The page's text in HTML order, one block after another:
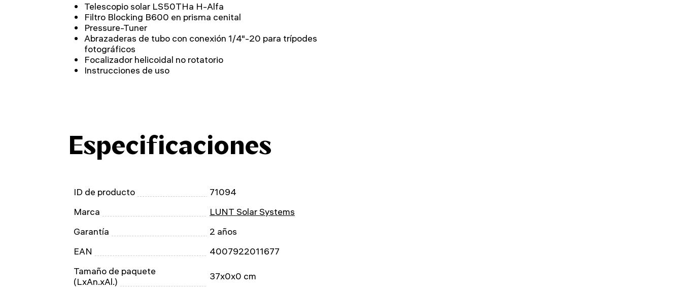
Telescopio solar LS50THa H-Alfa
Filtro Blocking B600 en prisma cenital
Pressure-Tuner
Abrazaderas de tubo con conexión 1/4"-20 para trípodes
fotográficos
Focalizador helicoidal no rotatorio
Instrucciones de uso
Especificaciones
ID de producto
71094
Marca
LUNT Solar Systems
Garantía
2 años
EAN
4007922011677
Tamaño de paquete
(LxAn.xAl.)
37x0x0 cm